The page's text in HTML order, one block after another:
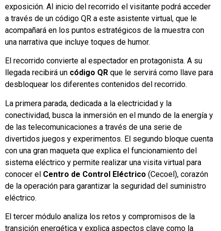
exposición. Al inicio del recorrido el visitante podrá acceder
a través de un código QR a este asistente virtual, que le
acompañará en los puntos estratégicos de la muestra con
una narrativa que incluye toques de humor.
El recorrido convierte al espectador en protagonista. A su
llegada recibirá un código QR que le servirá como llave para
desbloquear los diferentes contenidos del recorrido.
La primera parada, dedicada a la electricidad y la
conectividad, busca la inmersión en el mundo de la energía y
de las telecomunicaciones a través de una serie de
divertidos juegos y experimentos. El segundo bloque cuenta
con una gran maqueta que explica el funcionamiento del
sistema eléctrico y permite realizar una visita virtual para
conocer el Centro de Control Eléctrico (Cecoel), corazón
de la operación para garantizar la seguridad del suministro
eléctrico.
El tercer módulo analiza los retos y compromisos de la
transición energética y explica aspectos clave como la